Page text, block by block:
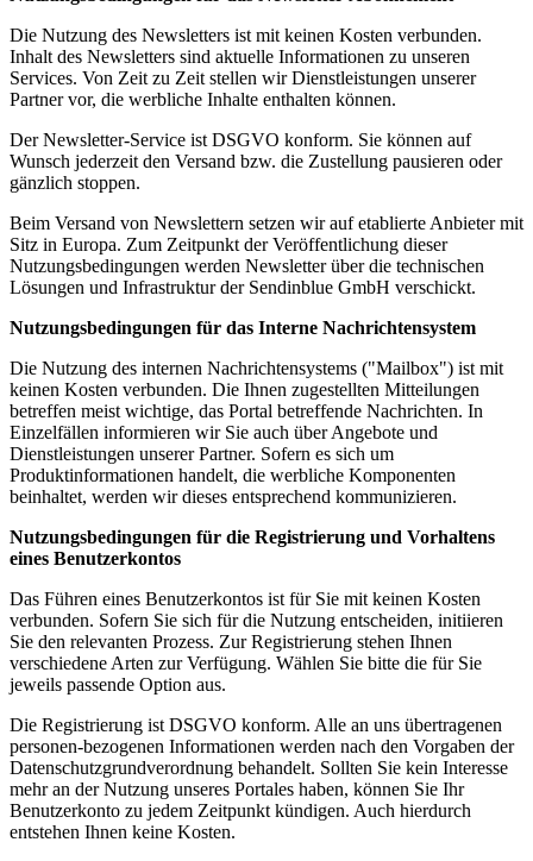
Die Nutzung des Newsletters ist mit keinen Kosten verbunden.
Inhalt des Newsletters sind aktuelle Informationen zu unseren
Services. Von Zeit zu Zeit stellen wir Dienstleistungen unserer
Partner vor, die werbliche Inhalte enthalten können.
Der Newsletter-Service ist DSGVO konform. Sie können auf
Wunsch jederzeit den Versand bzw. die Zustellung pausieren oder
gänzlich stoppen.
Beim Versand von Newslettern setzen wir auf etablierte Anbieter mit
Sitz in Europa. Zum Zeitpunkt der Veröffentlichung dieser
Nutzungsbedingungen werden Newsletter über die technischen
Lösungen und Infrastruktur der Sendinblue GmbH verschickt.
Nutzungsbedingungen für das Interne Nachrichtensystem
Die Nutzung des internen Nachrichtensystems ("Mailbox") ist mit
keinen Kosten verbunden. Die Ihnen zugestellten Mitteilungen
betreffen meist wichtige, das Portal betreffende Nachrichten. In
Einzelfällen informieren wir Sie auch über Angebote und
Dienstleistungen unserer Partner. Sofern es sich um
Produktinformationen handelt, die werbliche Komponenten
beinhaltet, werden wir dieses entsprechend kommunizieren.
Nutzungsbedingungen für die Registrierung und Vorhaltens
eines Benutzerkontos
Das Führen eines Benutzerkontos ist für Sie mit keinen Kosten
verbunden. Sofern Sie sich für die Nutzung entscheiden, initiieren
Sie den relevanten Prozess. Zur Registrierung stehen Ihnen
verschiedene Arten zur Verfügung. Wählen Sie bitte die für Sie
jeweils passende Option aus.
Die Registrierung ist DSGVO konform. Alle an uns übertragenen
personen-bezogenen Informationen werden nach den Vorgaben der
Datenschutzgrundverordnung behandelt. Sollten Sie kein Interesse
mehr an der Nutzung unseres Portales haben, können Sie Ihr
Benutzerkonto zu jedem Zeitpunkt kündigen. Auch hierdurch
entstehen Ihnen keine Kosten.